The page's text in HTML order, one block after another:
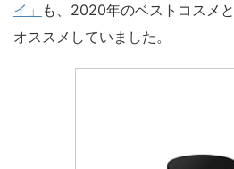
イ」 も、2020年のベストコスメ
オススメしていました。